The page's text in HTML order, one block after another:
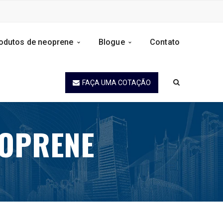
de neoprene Blogue Contato
FAÇA UMA COTAÇÃO